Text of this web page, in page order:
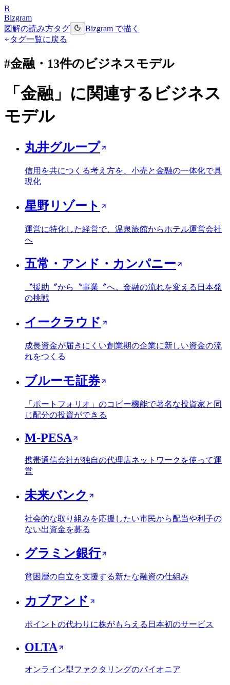
B
Bizgram
図解の読み方タグ
Bizgram で描く
タグ一覧に戻る
#金融 ・ 13件のビジネスモデル
「 金融 」に関連するビジネス
モデル
丸井グループ
信用を共につくる考え方を、小売と金融の一体化で具
現化
星野リゾート
運営に特化した経営で、温泉旅館からホテル運営会社
へ
五常・アンド・カンパニー
〝援助〞から〝事業〞へ。金融の流れを変える日本発
の挑戦
イークラウド
成長資金が届きにくい創業期の企業に新しい資金の流
れをつくる
ブルーモ証券
「ポートフォリオ」のコピー機能で著名な投資家と同
じ配分の投資ができる
M-PESA
携帯通信会社が独自の代理店ネットワークを使って運
営
未来バンク
社会的な取り組みを応援したい市民から配当や利子の
ない出資金を募る
グラミン銀行
貧困層の自立を支援する新たな融資の仕組み
カブアンド
ポイントの代わりに株がもらえる日本初のサービス
OLTA
オンライン型ファクタリングのパイオニア